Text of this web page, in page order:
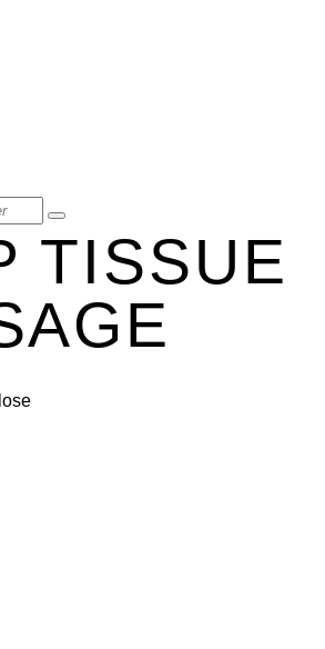
TISSUE